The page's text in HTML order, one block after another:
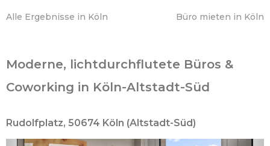
Alle Ergebnisse in Köln Büro mieten in Köln
Moderne, lichtdurchflutete Büros &
Coworking in Köln-Altstadt-Süd
Rudolfplatz, 50674 Köln (Altstadt-Süd)